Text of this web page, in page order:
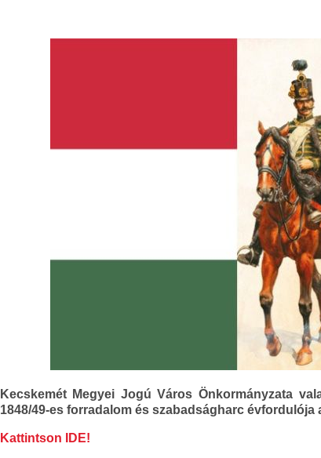
Kecskemét Megyei Jogú Város Önkormányzata
1848/49-es forradalom és szabadságharc
Kattintson IDE!